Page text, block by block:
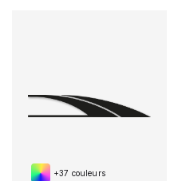
+37 couleurs